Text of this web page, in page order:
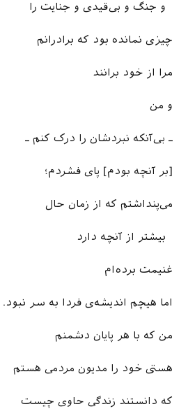
و جنگ و بی‌قیدی و جنایت را
چیزی نمانده بود که برادرانم
مرا از خود برانند
و من
ـ بی‌آن­که نبردشان را درک کنم ـ
[بر آنچه بودم] پای فشردم؛
می‌پنداشتم که از زمان حال
بیشتر از آنچه دارد
غنیمت برده‌ام
اما هیچم اندیشه‌ی فردا به سر نبود.
من که با هر پایان دشمنم
هستی خود را مدیون مردمی هستم
که دانستند زندگی حاوی چیست